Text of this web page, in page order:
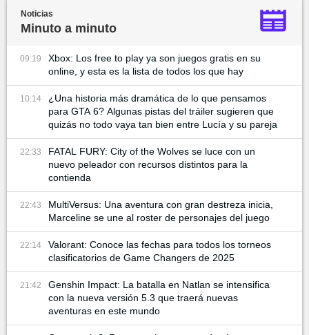
Noticias
Minuto a minuto
09:19
Xbox: Los free to play ya son juegos gratis en su
online, y esta es la lista de todos los que hay
10:14
¿Una historia más dramática de lo que pensamos
para GTA 6? Algunas pistas del tráiler sugieren que
quizás no todo vaya tan bien entre Lucía y su pareja
22:33
FATAL FURY: City of the Wolves se luce con un
nuevo peleador con recursos distintos para la
contienda
22:43
MultiVersus: Una aventura con gran destreza inicia,
Marceline se une al roster de personajes del juego
22:14
Valorant: Conoce las fechas para todos los torneos
clasificatorios de Game Changers de 2025
21:42
Genshin Impact: La batalla en Natlan se intensifica
con la nueva versión 5.3 que traerá nuevas
aventuras en este mundo